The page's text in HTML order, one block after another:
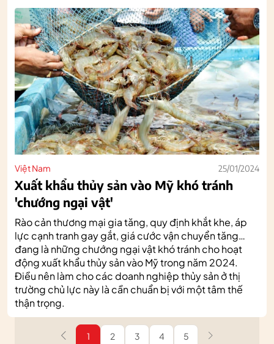
Việt Nam 25/01/2024
Xuất khẩu thủy sản vào Mỹ khó tránh
'chướng ngại vật'
Rào cản thương mại gia tăng, quy định khắt khe, áp
lực cạnh tranh gay gắt, giá cước vận chuyển tăng…
đang là những chướng ngại vật khó tránh cho hoạt
động xuất khẩu thủy sản vào Mỹ trong năm 2024.
Điều nên làm cho các doanh nghiệp thủy sản ở thị
trường chủ lực này là cần chuẩn bị với một tâm thế
thận trọng.
1 2 3 4 5